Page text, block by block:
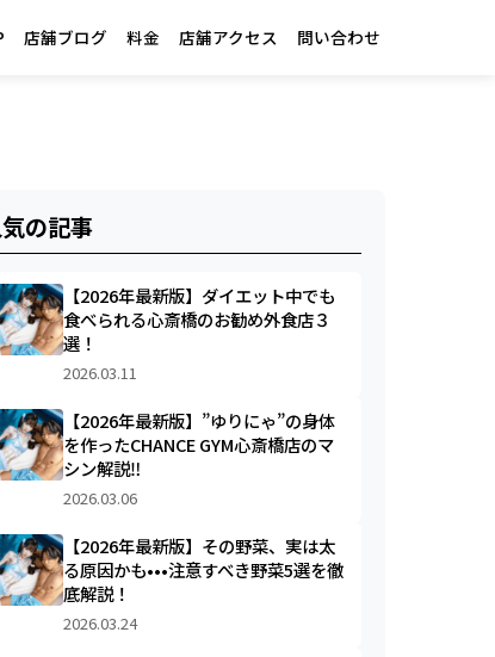
店舗ブログ 料金 店舗アクセス 問い合わせ
の記事
【2026年最新版】ダイエット中でも
食べられる心斎橋のお勧め外食店３
選！
2026.03.11
【2026年最新版】”ゆりにゃ”の身体
を作ったCHANCE GYM心斎橋店のマ
シン解説‼︎
2026.03.06
【2026年最新版】その野菜、実は太
る原因かも•••注意すべき野菜5選を徹
底解説！
2026.03.24